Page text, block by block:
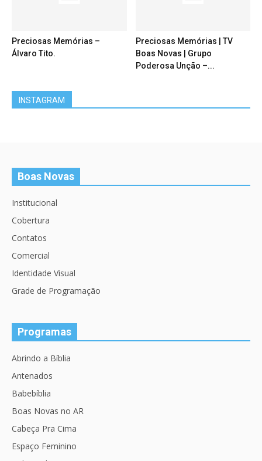
Preciosas Memórias –
Álvaro Tito.
Preciosas Memórias | TV
Boas Novas | Grupo
Poderosa Unção –...
INSTAGRAM
Boas Novas
Institucional
Cobertura
Contatos
Comercial
Identidade Visual
Grade de Programação
Programas
Abrindo a Bíblia
Antenados
Babebíblia
Boas Novas no AR
Cabeça Pra Cima
Espaço Feminino